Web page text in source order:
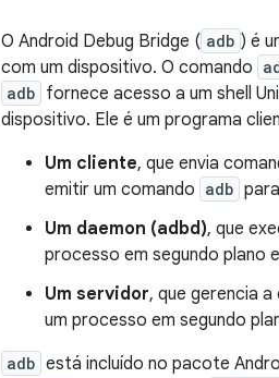
O Android Debug Bridge ( adb ) é
com um dispositivo. O comando
adb fornece acesso a um shell
dispositivo. Ele é um programa
Um cliente, que envia
emitir um comando adb
Um daemon (adbd), que
processo em segundo plano
Um servidor, que gerencia
um processo em segundo
adb está incluído no pacote